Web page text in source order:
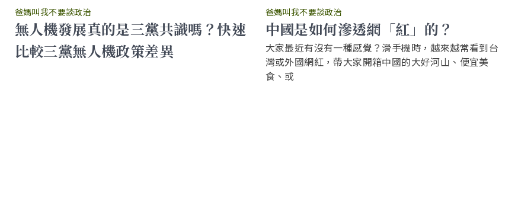
爸媽叫我不要談政治
無人機發展真的是三黨共識嗎？快速
比較三黨無人機政策差異
爸媽叫我不要談政治
中國是如何滲透網「紅」的？
大家最近有沒有一種感覺？滑手機時，越來越常看到台
灣或外國網紅，帶大家開箱中國的大好河山、便宜美
食、或